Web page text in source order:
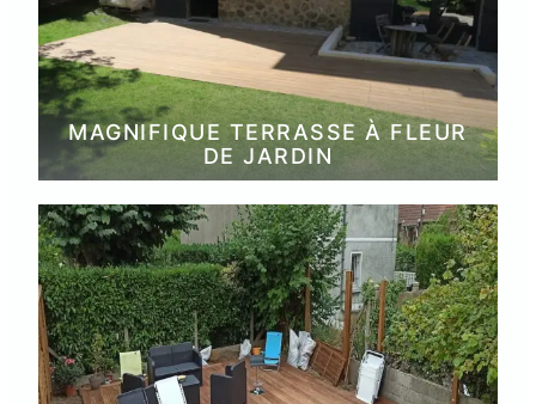
MAGNIFIQUE TERRASSE À FLEUR
DE JARDIN